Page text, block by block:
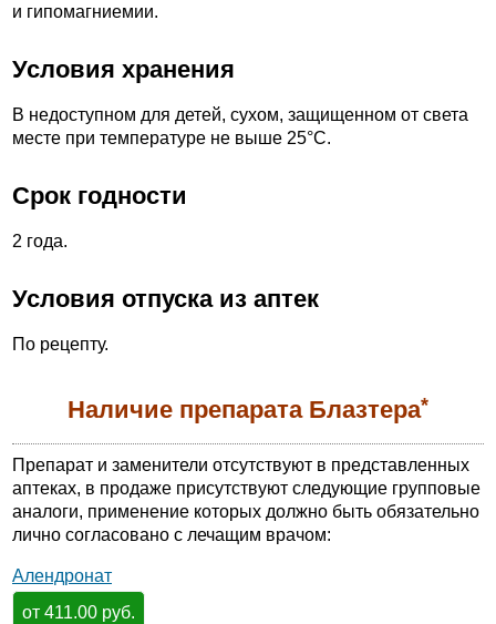
и гипомагниемии.
Условия хранения
В недоступном для детей, сухом, защищенном от света
месте при температуре не выше 25°С.
Срок годности
2 года.
Условия отпуска из аптек
По рецепту.
Наличие препарата Блазтера*
Препарат и заменители отсутствуют в представленных
аптеках, в продаже присутствуют следующие групповые
аналоги, применение которых должно быть обязательно
лично согласовано с лечащим врачом:
Алендронат
от 411.00 руб.